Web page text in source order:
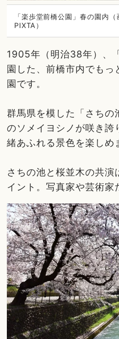
「楽歩堂前橋公園」春の園内
PIXTA）
1905年（明治38年）、
園した、前橋市内でもっ
園です。
群馬県を模した「さち
のソメイヨシノが咲き誇
緒あふれる景色を楽しめ
さちの池と桜並木の共演
イント。写真家や芸術家